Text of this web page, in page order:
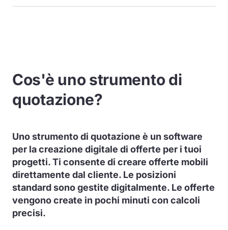
Cos'è uno strumento di
quotazione?
Uno strumento di quotazione è un software
per la creazione digitale di offerte per i tuoi
progetti. Ti consente di creare offerte mobili
direttamente dal cliente. Le posizioni
standard sono gestite digitalmente. Le offerte
vengono create in pochi minuti con calcoli
precisi.